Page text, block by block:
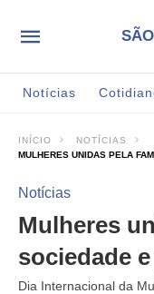
Notícias
INÍCIO
NOTÍCIAS
MULHERES UNIDAS PELA
Notícias
Mulheres
sociedade
Dia Internacional da